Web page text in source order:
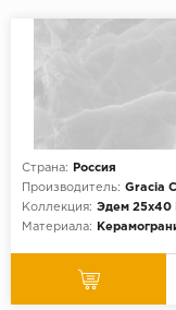
Страна:
Россия
Производитель: Gracia
Коллекция: Эдем 25х40
Материала: